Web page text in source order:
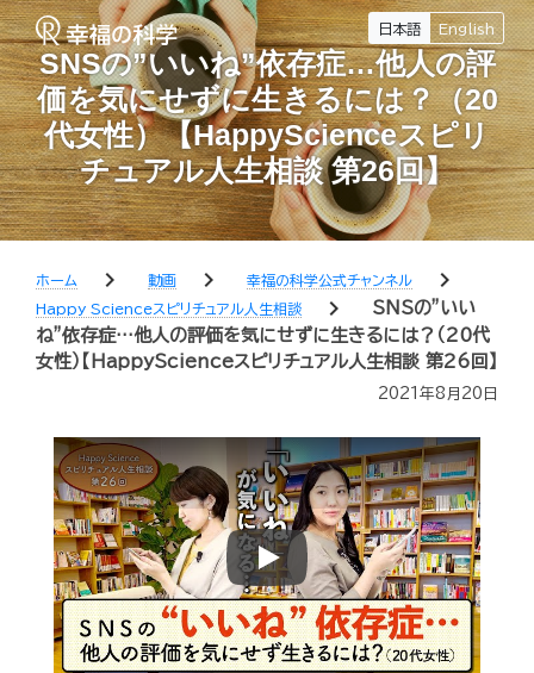
日本語 English
SNSの”いいね”依存症…他人の評
価を気にせずに生きるには？（20
代女性）【HappyScienceスピリ
チュアル人生相談 第26回】
ホーム chevron_right 動画 chevron_right 幸福の科学公式チャンネル chevron_right
Happy Scienceスピリチュアル人生相談 chevron_right
SNSの”いい
ね”依存症…他人の評価を気にせずに生きるには？（20代
女性）【HappyScienceスピリチュアル人生相談 第26回】
2021年8月20日
Play